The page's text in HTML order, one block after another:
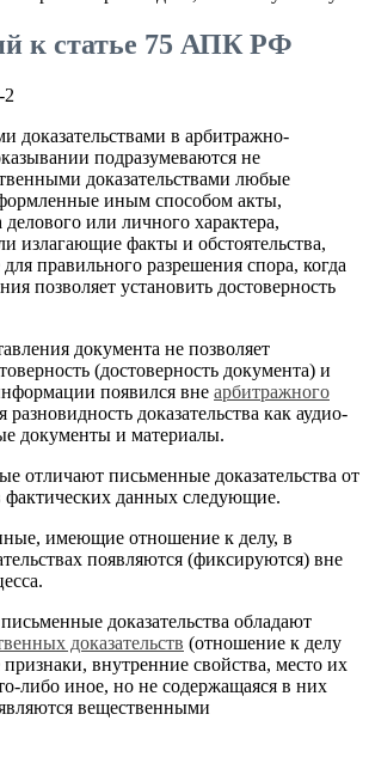
к статье 75 АПК РФ
2
доказательствами в арбитражно-
подразумеваются не
доказательствами любые
иным способом акты,
или личного характера,
излагающие факты и обстоятельства,
правильного разрешения спора, когда
позволяет установить достоверность
документа не позволяет
(достоверность документа) и
появился вне арбитражного
разновидность доказательства как аудио-
документы и материалы.
отличают письменные доказательства от
фактических данных следующие.
имеющие отношение к делу, в
появляются (фиксируются) вне
доказательства обладают
доказательств (отношение к делу
внутренние свойства, место их
либо иное, но не содержащаяся в них
вещественными